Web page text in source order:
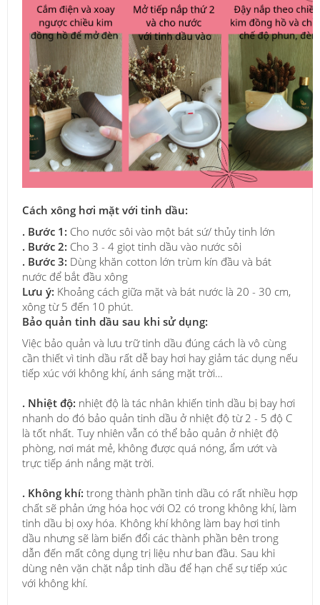
Cách xông hơi mặt với tinh dầu:
. Bước 1: Cho nước sôi vào một bát sứ/ thủy tinh lớn
. Bước 2: Cho 3 - 4 giọt tinh dầu vào nước sôi
. Bước 3: Dùng khăn cotton lớn trùm kín đầu và bát
nước để bắt đầu xông
Lưu ý: Khoảng cách giữa mặt và bát nước là 20 - 30 cm,
xông từ 5 đến 10 phút.
Bảo quản tinh dầu sau khi sử dụng:
Việc bảo quản và lưu trữ tinh dầu đúng cách là vô cùng
cần thiết vì tinh dầu rất dễ bay hơi hay giảm tác dụng nếu
tiếp xúc với không khí, ánh sáng mặt trời…
. Nhiệt độ: nhiệt độ là tác nhân khiến tinh dầu bị bay hơi
nhanh do đó bảo quản tinh dầu ở nhiệt độ từ 2 - 5 độ C
là tốt nhất. Tuy nhiên vẫn có thể bảo quản ở nhiệt độ
phòng, nơi mát mẻ, không được quá nóng, ẩm ướt và
trực tiếp ánh nắng mặt trời.
. Không khí: trong thành phần tinh dầu có rất nhiều hợp
chất sẽ phản ứng hóa học với O2 có trong không khí, làm
tinh dầu bị oxy hóa. Không khí không làm bay hơi tinh
dầu nhưng sẽ làm biến đổi các thành phần bên trong
dẫn đến mất công dụng trị liệu như ban đầu. Sau khi
dùng nên vặn chặt nắp tinh dầu để hạn chế sự tiếp xúc
với không khí.